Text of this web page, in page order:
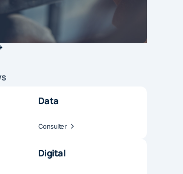
Data
Consulter
Digital